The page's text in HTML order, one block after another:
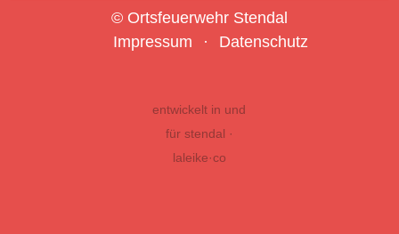
© Ortsfeuerwehr Stendal
Impressum
Datenschutz
entwickelt in und
für stendal ·
laleike·co